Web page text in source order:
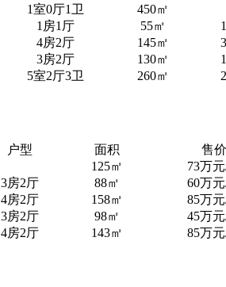
1室0厅1卫 450㎡
1房1厅 55㎡
4房2厅 145㎡
3房2厅 130㎡
5室2厅3卫 260㎡
户型 面积 售价
125㎡ 73万
3房2厅 88㎡ 60万
4房2厅 158㎡ 85万
3房2厅 98㎡ 45万
4房2厅 143㎡ 85万